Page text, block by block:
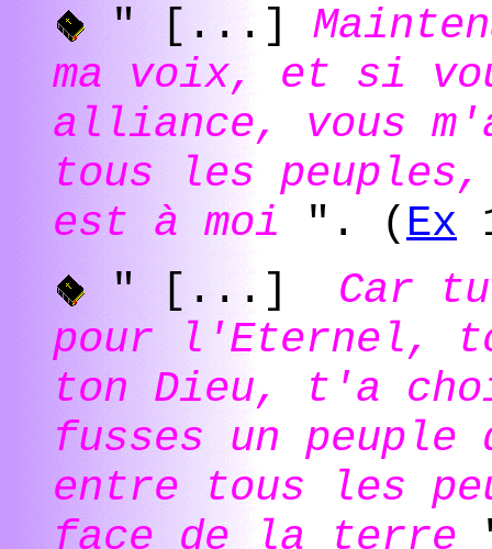
" [...]
ma voix, et si
alliance, vous
tous les
est à moi ". (Ex
" [...]
Car
pour l'Eternel,
ton Dieu, t'a
fusses un
entre tous les
face de la terre